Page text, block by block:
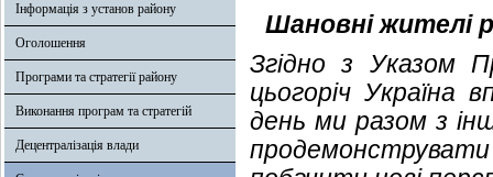
Інформація з установ району
Оголошення
Програми та стратегії району
Виконання програм та стратегій
Децентралізація влади
Шановні жителі
Згідно з Указом
цьогоріч Україна
день ми разом з